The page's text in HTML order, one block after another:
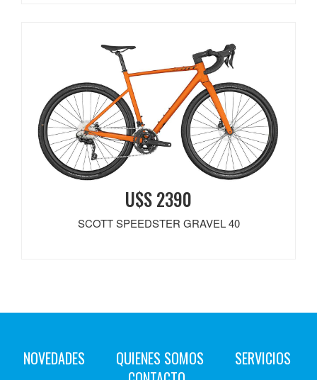
U$S 2390
SCOTT SPEEDSTER GRAVEL 40
NOVEDADES QUIENES SOMOS
SERVICIOS